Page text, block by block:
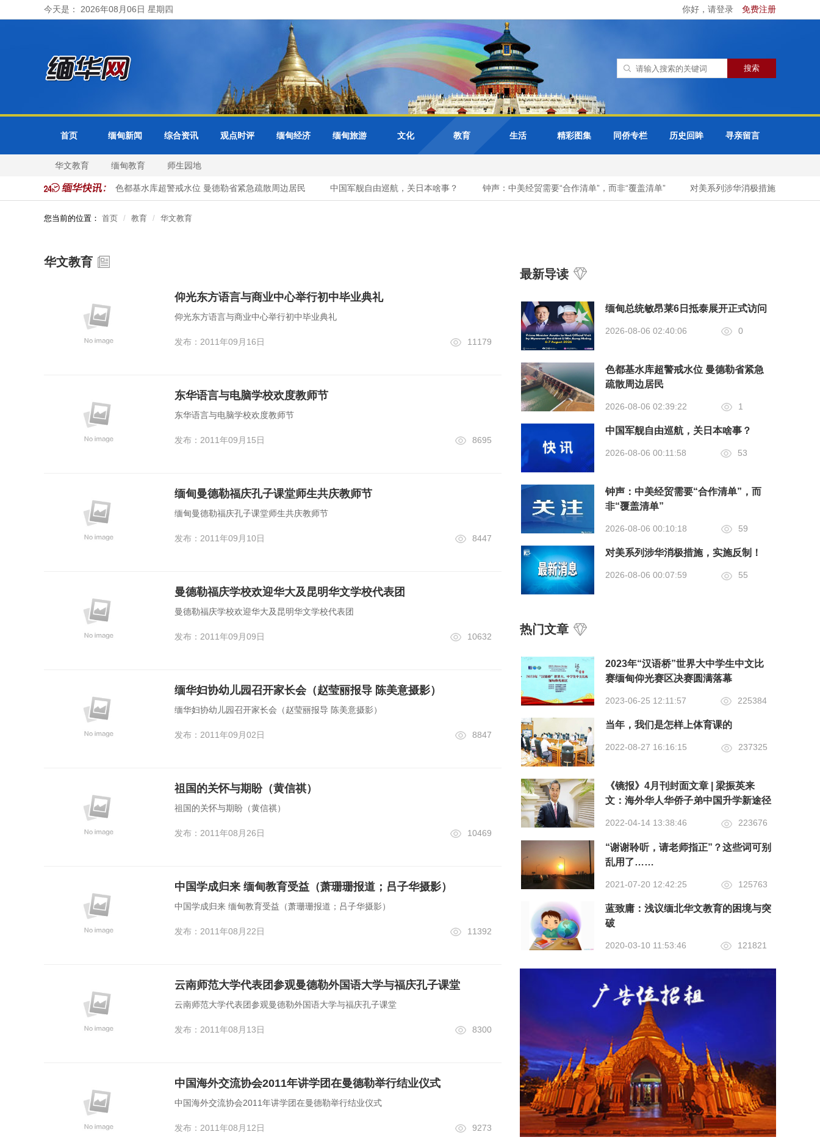
今天是： 2026年08月06日 星期四 你好，请登录 免费注册
首页 缅甸新闻 综合资讯 观点时评 缅甸经济 缅甸旅游 文化 教育 生活 精彩图集 同侨专栏 历史回眸 寻亲留言
华文教育 缅甸教育 师生园地
日抵泰展开正式访问 色都基水库超警戒水位 曼德勒省紧急疏散周边居民 中国军舰自由巡航，关日本啥事？ 钟声：中美经贸需要“合作清单”，而非“覆盖清单” 对美系列涉华消极措施，实施反制！
您当前的位置： 首页 教育 华文教育
华文教育
仰光东方语言与商业中心举行初中毕业典礼
仰光东方语言与商业中心举行初中毕业典礼
发布：2011年09月16日 11179
东华语言与电脑学校欢度教师节
东华语言与电脑学校欢度教师节
发布：2011年09月15日 8695
缅甸曼德勒福庆孔子课堂师生共庆教师节
缅甸曼德勒福庆孔子课堂师生共庆教师节
发布：2011年09月10日 8447
曼德勒福庆学校欢迎华大及昆明华文学校代表团
曼德勒福庆学校欢迎华大及昆明华文学校代表团
发布：2011年09月09日 10632
缅华妇协幼儿园召开家长会（赵莹丽报导 陈美意摄影）
缅华妇协幼儿园召开家长会（赵莹丽报导 陈美意摄影）
发布：2011年09月02日 8847
祖国的关怀与期盼（黄信祺）
祖国的关怀与期盼（黄信祺）
发布：2011年08月26日 10469
中国学成归来 缅甸教育受益（萧珊珊报道；吕子华摄影）
中国学成归来 缅甸教育受益（萧珊珊报道；吕子华摄影）
发布：2011年08月22日 11392
云南师范大学代表团参观曼德勒外国语大学与福庆孔子课堂
云南师范大学代表团参观曼德勒外国语大学与福庆孔子课堂
发布：2011年08月13日 8300
中国海外交流协会2011年讲学团在曼德勒举行结业仪式
中国海外交流协会2011年讲学团在曼德勒举行结业仪式
发布：2011年08月12日 9273
最新导读
缅甸总统敏昂莱6日抵泰展开正式访问
2026-08-06 02:40:06 0
色都基水库超警戒水位 曼德勒省紧急
疏散周边居民
2026-08-06 02:39:22 1
中国军舰自由巡航，关日本啥事？
2026-08-06 00:11:58 53
钟声：中美经贸需要“合作清单”，而
非“覆盖清单”
2026-08-06 00:10:18 59
对美系列涉华消极措施，实施反制！
2026-08-06 00:07:59 55
热门文章
2023年“汉语桥”世界大中学生中文比
赛缅甸仰光赛区决赛圆满落幕
2023-06-25 12:11:57 225384
当年，我们是怎样上体育课的
2022-08-27 16:16:15 237325
《镜报》4月刊封面文章 | 梁振英来
文：海外华人华侨子弟中国升学新途径
2022-04-14 13:38:46 223676
“谢谢聆听，请老师指正”？这些词可别
乱用了……
2021-07-20 12:42:25 125763
蓝致庸：浅议缅北华文教育的困境与突
破
2020-03-10 11:53:46 121821